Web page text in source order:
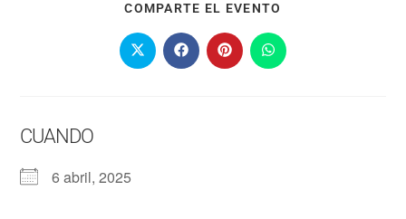
COMPARTE EL EVENTO
CUANDO
6 abril, 2025